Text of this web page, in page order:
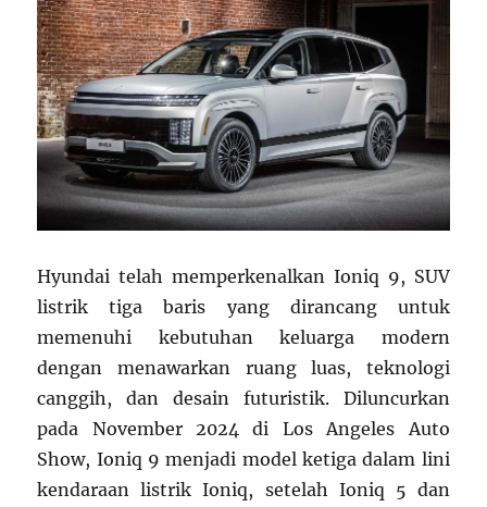
Hyundai telah memperkenalkan Ioniq 9, SUV
listrik tiga baris yang dirancang untuk
memenuhi kebutuhan keluarga modern
dengan menawarkan ruang luas, teknologi
canggih, dan desain futuristik. Diluncurkan
pada November 2024 di Los Angeles Auto
Show, Ioniq 9 menjadi model ketiga dalam lini
kendaraan listrik Ioniq, setelah Ioniq 5 dan